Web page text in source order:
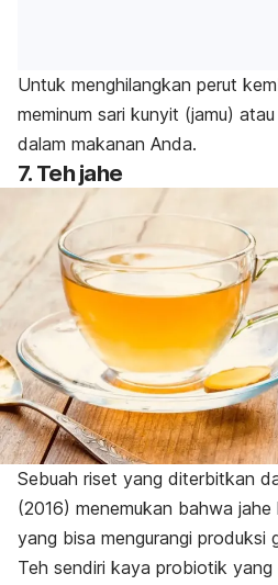
Untuk menghilangkan perut
meminum sari kunyit (jamu)
dalam makanan Anda.
7. Teh jahe
Sebuah riset yang diterbitkan
(2016) menemukan bahwa
yang bisa mengurangi produksi
Teh sendiri kaya probiotik